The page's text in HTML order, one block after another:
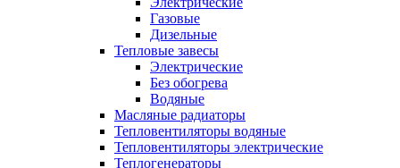
Газовые
Дизельные
Тепловые завесы
Электрические
Без обогрева
Водяные
Масляные радиаторы
Тепловентиляторы водяные
Тепловентиляторы электрические
Теплогенераторы